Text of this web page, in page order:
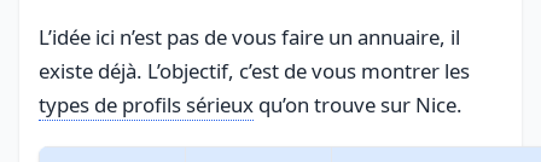
L’idée ici n’est pas de vous faire un annuaire, il
existe déjà. L’objectif, c’est de vous montrer les
types de profils sérieux qu’on trouve sur Nice.